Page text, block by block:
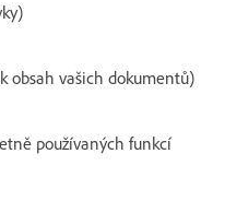
obsah vašich dokumentů)
používaných funkcí